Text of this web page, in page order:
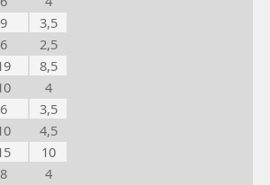
9
3,5
6
2,5
8,5
4
6
3,5
4,5
10
8
4